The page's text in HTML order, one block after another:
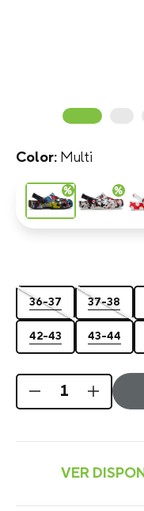
Multi
36-37 37-38
42-43 43-44